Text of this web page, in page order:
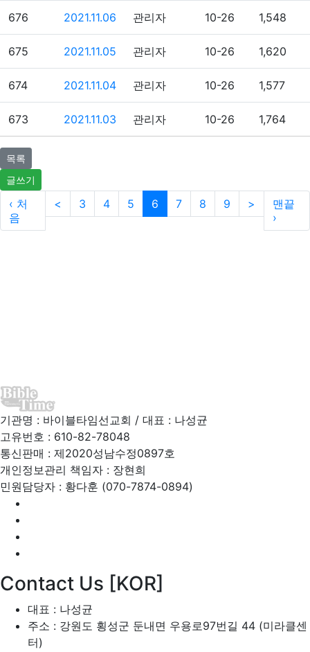
676 2021.11.06 관리자 10-26 1,548
675 2021.11.05 관리자 10-26 1,620
674 2021.11.04 관리자 10-26 1,577
673 2021.11.03 관리자 10-26 1,764
목록
글쓰기
‹ 처
음
< 3 4 5 6 7 8 9 >
맨끝
›
기관명 : 바이블타임선교회 / 대표 : 나성균
고유번호 : 610-82-78048
통신판매 : 제2020성남수정0897호
개인정보관리 책임자 : 장현희
민원담당자 : 황다훈 (070-7874-0894)
Contact Us [KOR]
대표 : 나성균
주소 : 강원도 횡성군 둔내면 우용로97번길 44 (미라클센
터)